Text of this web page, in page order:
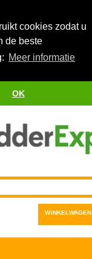
cookies zodat u
de beste
Meer informatie
OK
WINKELWAGEN